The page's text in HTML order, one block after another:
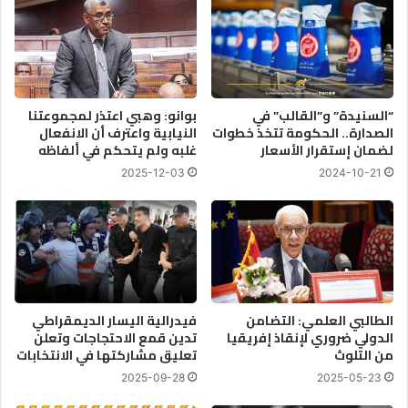
ي
ا
ل
خ
ر
ب
"
ع
ى
ا
ل
ص
ع
د
ل
ط
ا
ع
ي
ي
ت
آ
ف
ق
اً
ج
د
ي
د
ة
ل
“السنيدة” و”القالب” في
الصدارة.. الحكومة تتخذ خطوات
لضمان إستقرار الأسعار
2024-10-21
بوانو: وهبي اعتذر لمجموعتنا
النيابية واعترف أن الانفعال
غلبه ولم يتحكم في ألفاظه
2025-12-03
الطالبي العلمي: التضامن
الدولي ضروري لإنقاذ إفريقيا
من التلوث
2025-05-23
فيدرالية اليسار الديمقراطي
تدين قمع الاحتجاجات وتعلن
تعليق مشاركتها في الانتخابات
2025-09-28